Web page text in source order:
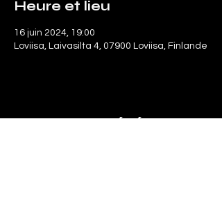
Heure et lieu
16 juin 2024, 19:00
Loviisa, Laivasilta 4, 07900 Loviisa, Finlande
Partager cet événement